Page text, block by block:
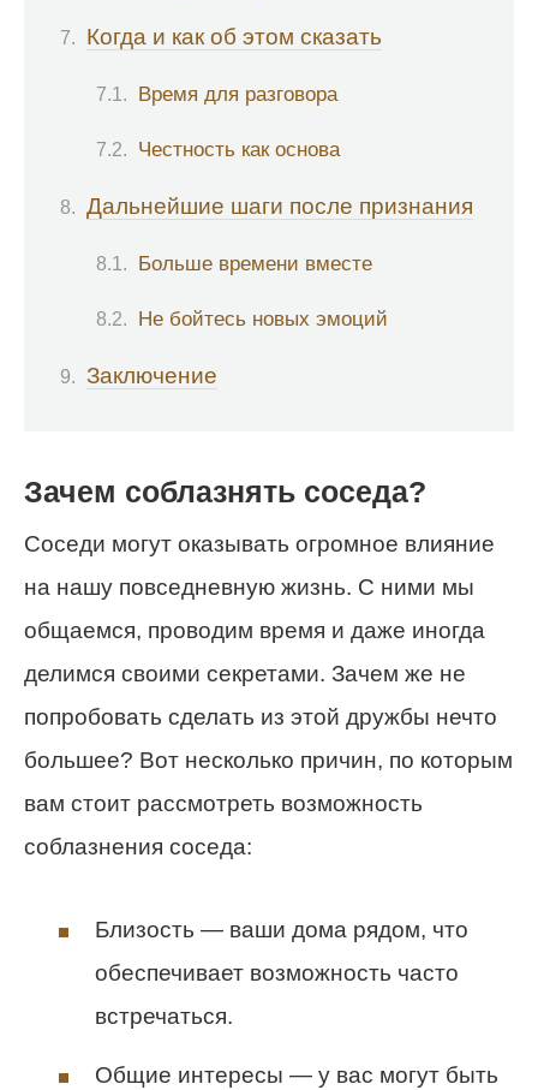
Когда и как об этом сказать
Время для разговора
Честность как основа
Дальнейшие шаги после признания
Больше времени вместе
Не бойтесь новых эмоций
Заключение
Зачем соблазнять соседа?
Соседи могут оказывать огромное влияние
на нашу повседневную жизнь. С ними мы
общаемся, проводим время и даже иногда
делимся своими секретами. Зачем же не
попробовать сделать из этой дружбы нечто
большее? Вот несколько причин, по которым
вам стоит рассмотреть возможность
соблазнения соседа:
Близость — ваши дома рядом, что
обеспечивает возможность часто
встречаться.
Общие интересы — у вас могут быть